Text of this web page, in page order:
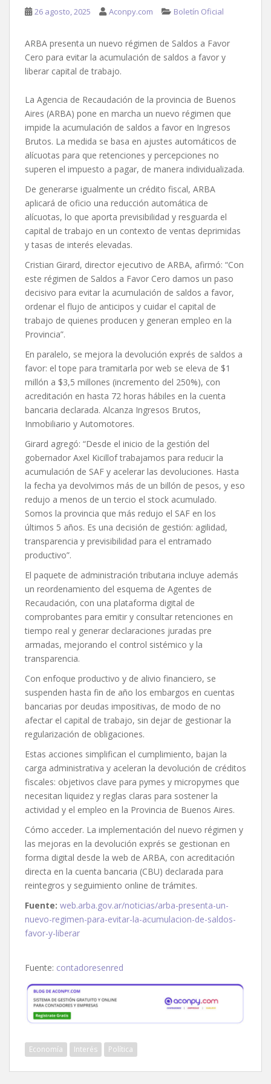
26 agosto, 2025 Aconpy.com Boletín Oficial
ARBA presenta un nuevo régimen de Saldos a Favor
Cero para evitar la acumulación de saldos a favor y
liberar capital de trabajo.
La Agencia de Recaudación de la provincia de Buenos
Aires (ARBA) pone en marcha un nuevo régimen que
impide la acumulación de saldos a favor en Ingresos
Brutos. La medida se basa en ajustes automáticos de
alícuotas para que retenciones y percepciones no
superen el impuesto a pagar, de manera individualizada.
De generarse igualmente un crédito fiscal, ARBA
aplicará de oficio una reducción automática de
alícuotas, lo que aporta previsibilidad y resguarda el
capital de trabajo en un contexto de ventas deprimidas
y tasas de interés elevadas.
Cristian Girard, director ejecutivo de ARBA, afirmó: “Con
este régimen de Saldos a Favor Cero damos un paso
decisivo para evitar la acumulación de saldos a favor,
ordenar el flujo de anticipos y cuidar el capital de
trabajo de quienes producen y generan empleo en la
Provincia”.
En paralelo, se mejora la devolución exprés de saldos a
favor: el tope para tramitarla por web se eleva de $1
millón a $3,5 millones (incremento del 250%), con
acreditación en hasta 72 horas hábiles en la cuenta
bancaria declarada. Alcanza Ingresos Brutos,
Inmobiliario y Automotores.
Girard agregó: “Desde el inicio de la gestión del
gobernador Axel Kicillof trabajamos para reducir la
acumulación de SAF y acelerar las devoluciones. Hasta
la fecha ya devolvimos más de un billón de pesos, y eso
redujo a menos de un tercio el stock acumulado.
Somos la provincia que más redujo el SAF en los
últimos 5 años. Es una decisión de gestión: agilidad,
transparencia y previsibilidad para el entramado
productivo”.
El paquete de administración tributaria incluye además
un reordenamiento del esquema de Agentes de
Recaudación, con una plataforma digital de
comprobantes para emitir y consultar retenciones en
tiempo real y generar declaraciones juradas pre
armadas, mejorando el control sistémico y la
transparencia.
Con enfoque productivo y de alivio financiero, se
suspenden hasta fin de año los embargos en cuentas
bancarias por deudas impositivas, de modo de no
afectar el capital de trabajo, sin dejar de gestionar la
regularización de obligaciones.
Estas acciones simplifican el cumplimiento, bajan la
carga administrativa y aceleran la devolución de créditos
fiscales: objetivos clave para pymes y micropymes que
necesitan liquidez y reglas claras para sostener la
actividad y el empleo en la Provincia de Buenos Aires.
Cómo acceder. La implementación del nuevo régimen y
las mejoras en la devolución exprés se gestionan en
forma digital desde la web de ARBA, con acreditación
directa en la cuenta bancaria (CBU) declarada para
reintegros y seguimiento online de trámites.
Fuente: web.arba.gov.ar/noticias/arba-presenta-un-
nuevo-regimen-para-evitar-la-acumulacion-de-saldos-
favor-y-liberar
Fuente: contadoresenred
Economía Interés Política